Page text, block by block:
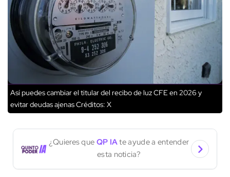
Así puedes cambiar el titular del recibo de luz CFE en 2026 y
evitar deudas ajenasCréditos: X
¿Quieres que QP IAte ayude a entender
esta noticia?